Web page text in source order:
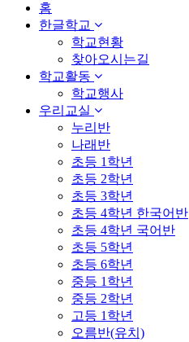
홈
한글학교
학교현황
찾아오시는길
학교활동
학교행사
우리교실
누리반
나래반
초등 1학년
초등 2학년
초등 3학년
초등 4학년 한국어반
초등 4학년 국어반
초등 5학년
초등 6학년
중등 1학년
중등 2학년
고등 1학년
오름반(유치)